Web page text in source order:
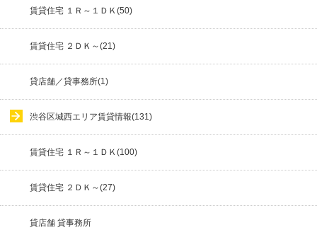
賃貸住宅 １Ｒ～１ＤＫ(50)
賃貸住宅 ２ＤＫ～(21)
貸店舗／貸事務所(1)
渋谷区城西エリア賃貸情報(131)
賃貸住宅 １Ｒ～１ＤＫ(100)
賃貸住宅 ２ＤＫ～(27)
貸店舗 貸事務所